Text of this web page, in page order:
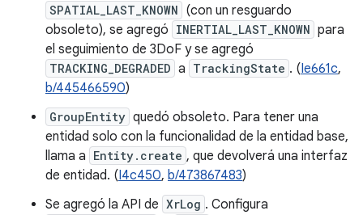
SPATIAL_LAST_KNOWN (con un resguardo
obsoleto), se agregó INERTIAL_LAST_KNOWN para
el seguimiento de 3DoF y se agregó
TRACKING_DEGRADED a TrackingState . (Ie661c,
b/445466590)
GroupEntity quedó obsoleto. Para tener una
entidad solo con la funcionalidad de la entidad base,
llama a Entity.create , que devolverá una interfaz
de entidad. (I4c450, b/473867483)
Se agregó la API de XrLog . Configura